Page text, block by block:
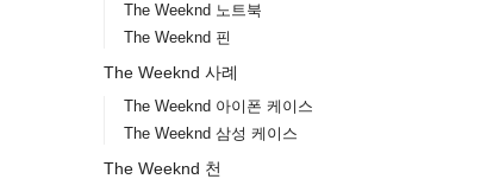
The Weeknd 노트북
The Weeknd 핀
The Weeknd 사례
The Weeknd 아이폰 케이스
The Weeknd 삼성 케이스
The Weeknd 천